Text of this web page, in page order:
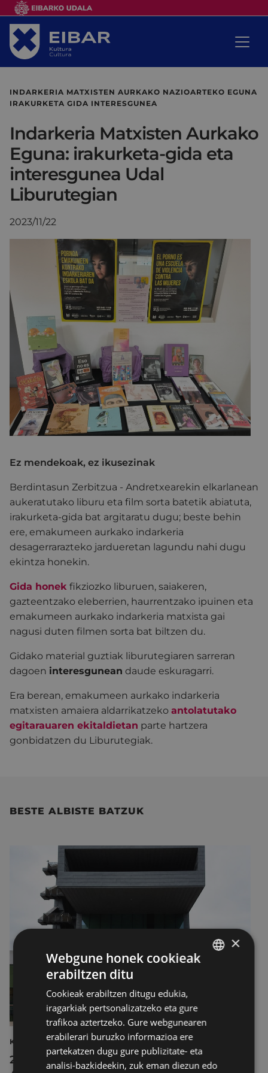
INDARKERIA MATXISTEN AURKAKO NAZIOARTEKO EGUNA
IRAKURKETA GIDA INTERESGUNEA
Indarkeria Matxisten Aurkako
Eguna: irakurketa-gida eta
interesgunea Udal
Liburutegian
2023/11/22
Ez mendekoak, ez ikusezinak
Berdintasun Zerbitzua - Andretxearekin elkarlanean
aukeratutako liburu eta film sorta batetik abiatuta,
irakurketa-gida bat argitaratu dugu; beste behin
ere, emakumeen aurkako indarkeria
desagerrarazteko jardueretan lagundu nahi dugu
ekintza honekin.
Gida honek fikziozko liburuen, saiakeren,
gazteentzako eleberrien, haurrentzako ipuinen eta
emakumeen aurkako indarkeria matxista gai
nagusi duten filmen sorta bat biltzen du.
Gidako material guztiak liburutegiaren sarreran
dagoen interesgunean daude eskuragarri.
Era berean, emakumeen aurkako indarkeria
matxisten amaiera aldarrikatzeko antolatutako
egitarauaren ekitaldietan parte hartzera
gonbidatzen du Liburutegiak.
BESTE ALBISTE BATZUK
KULTURA
2026ko Delta Cultura Saria jaso du
×
Webgune honek cookieak
erabiltzen ditu
Cookieak erabiltzen ditugu edukia,
iragarkiak pertsonalizatzeko eta gure
trafikoa aztertzeko. Gure webgunearen
erabilerari buruzko informazioa ere
partekatzen dugu gure publizitate- eta
analisi-bazkideekin, zuk eman diezun edo